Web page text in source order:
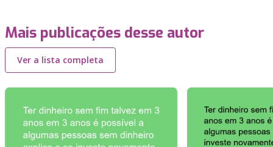
Mais publicações desse autor
Ver a lista completa